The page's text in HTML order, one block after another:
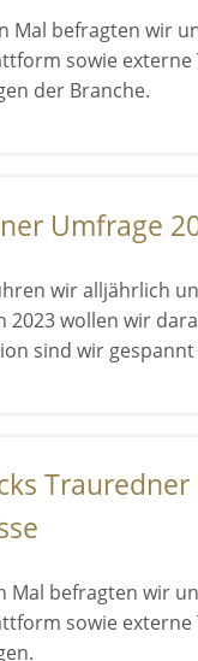
Mal befragten wir
sowie
der Branche.
Umfrage
wir alljährlich
2023 wollen wir
sind wir
Mal befragten wir
sowie